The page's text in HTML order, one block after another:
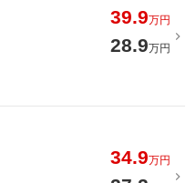
39.9万円
28.9万円
34.9万円